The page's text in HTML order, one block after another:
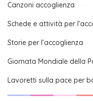
Canzoni accoglienza
Schede e attività per
Storie per l’accoglienza
Giornata Mondiale della
Lavoretti sulla pace per